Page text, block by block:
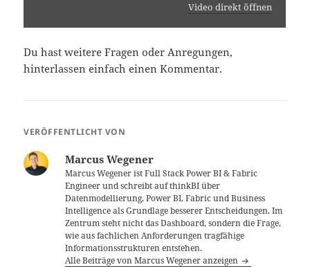
Video direkt öffnen
Du hast weitere Fragen oder Anregungen,
hinterlassen einfach einen Kommentar.
VERÖFFENTLICHT VON
Marcus Wegener
Marcus Wegener ist Full Stack Power BI & Fabric
Engineer und schreibt auf thinkBI über
Datenmodellierung, Power BI, Fabric und Business
Intelligence als Grundlage besserer Entscheidungen. Im
Zentrum steht nicht das Dashboard, sondern die Frage,
wie aus fachlichen Anforderungen tragfähige
Informationsstrukturen entstehen.
Alle Beiträge von Marcus Wegener anzeigen